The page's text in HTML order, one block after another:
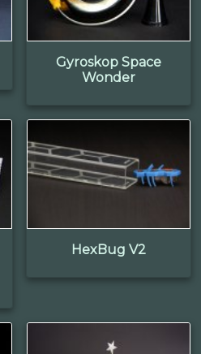
Gyroskop Space
Wonder
HexBug V2